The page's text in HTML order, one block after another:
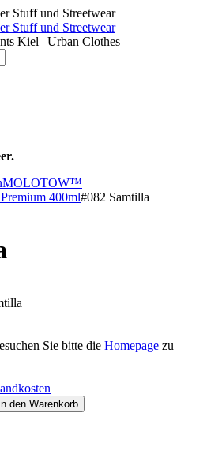
Kiel | Urban Clothes
MOLOTOW™
400ml#082 Samtilla
Sie bitte die Homepage zu
In den Warenkorb